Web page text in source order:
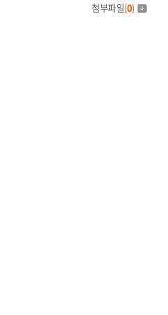
첨부파일(0)